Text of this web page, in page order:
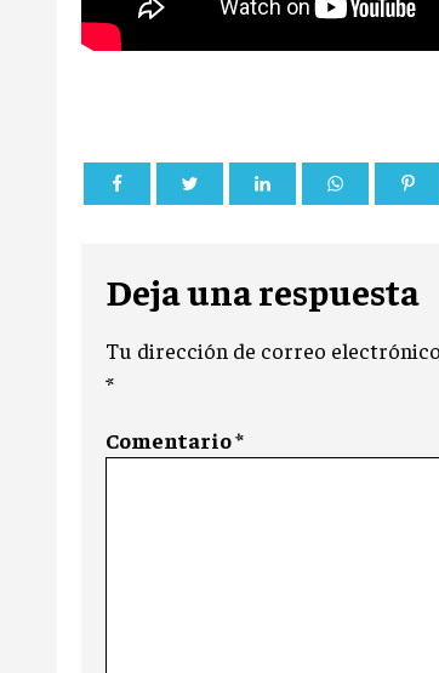
Deja una respuesta
Tu dirección de correo
*
Comentario*